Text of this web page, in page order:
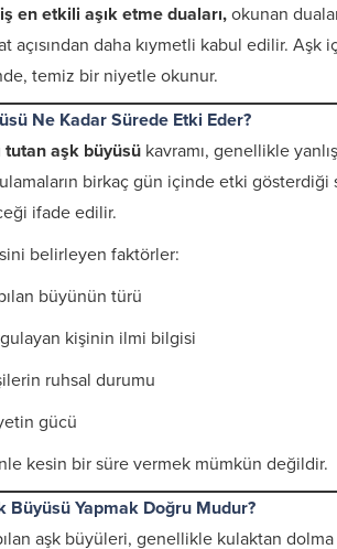
en etkili aşık etme duaları, okunan
açısından daha kıymetli kabul edilir.
temiz bir niyetle okunur.
Ne Kadar Sürede Etki Eder?
tutan aşk büyüsü kavramı, genellikle
birkaç gün içinde etki gösterdiği
ifade edilir.
belirleyen faktörler:
büyünün türü
kişinin ilmi bilgisi
ruhsal durumu
gücü
kesin bir süre vermek mümkün değildir.
Büyüsü Yapmak Doğru Mudur?
aşk büyüleri, genellikle kulaktan